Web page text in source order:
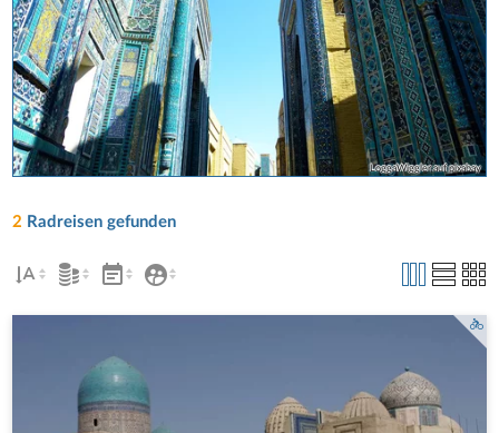
LoggaWiggler auf pixabay
2 Radreisen gefunden